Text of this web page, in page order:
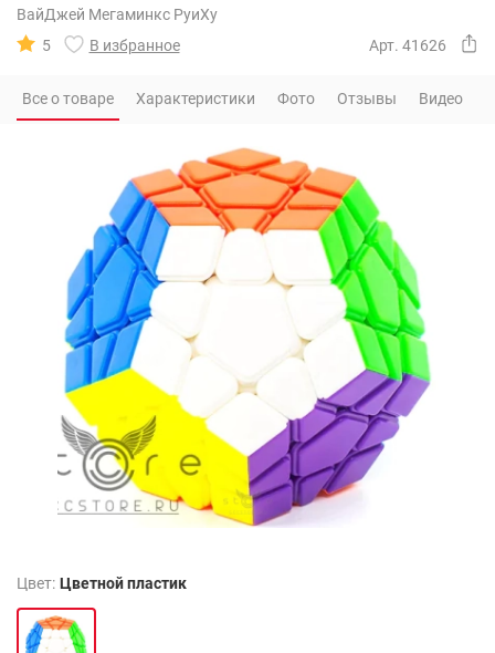
ВайДжей Мегаминкс РуиХу
5
В избранное Арт. 41626
Все о товаре Характеристики Фото Отзывы Видео
Цвет: Цветной пластик